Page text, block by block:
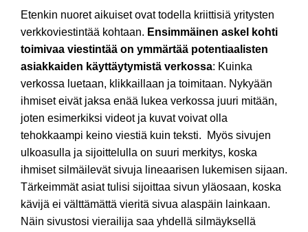
Etenkin nuoret aikuiset ovat todella kriittisiä yritysten
verkkoviestintää kohtaan. Ensimmäinen askel kohti
toimivaa viestintää on ymmärtää potentiaalisten
asiakkaiden käyttäytymistä verkossa: Kuinka
verkossa luetaan, klikkaillaan ja toimitaan. Nykyään
ihmiset eivät jaksa enää lukea verkossa juuri mitään,
joten esimerkiksi videot ja kuvat voivat olla
tehokkaampi keino viestiä kuin teksti. Myös sivujen
ulkoasulla ja sijoittelulla on suuri merkitys, koska
ihmiset silmäilevät sivuja lineaarisen lukemisen sijaan.
Tärkeimmät asiat tulisi sijoittaa sivun yläosaan, koska
kävijä ei välttämättä vieritä sivua alaspäin lainkaan.
Näin sivustosi vierailija saa yhdellä silmäyksellä